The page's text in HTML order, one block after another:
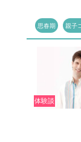
思春期 親子
体験談